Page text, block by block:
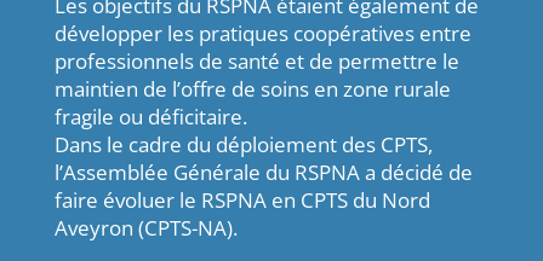
développer les pratiques coopératives entre
professionnels de santé et de permettre le
maintien de l’offre de soins en zone rurale
fragile ou déficitaire.
Dans le cadre du déploiement des CPTS,
l’Assemblée Générale du RSPNA a décidé de
faire évoluer le RSPNA en CPTS du Nord
Aveyron (CPTS-NA).